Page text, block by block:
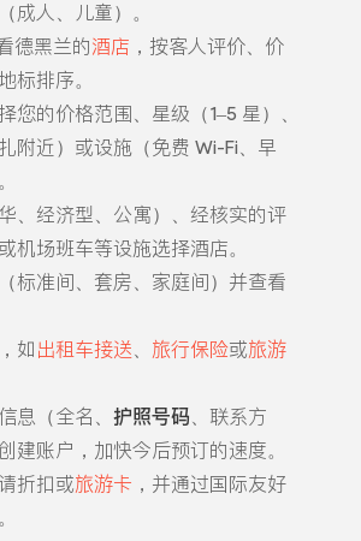
成人、儿童）。
德黑兰的酒店 ，按客人评价、价
标排序。
您的价格范围、星级（1–5 星）、
附近）或设施（免费 Wi-Fi、早
、经济型、公寓）、经核实的评
机场班车等设施选择酒店。
标准间、套房、家庭间）并查看
如 出租车接送、 旅行保险或旅游
息（全名、 护照号码、联系方
建账户，加快今后预订的速度。
折扣或旅游卡 ，并通过国际友好